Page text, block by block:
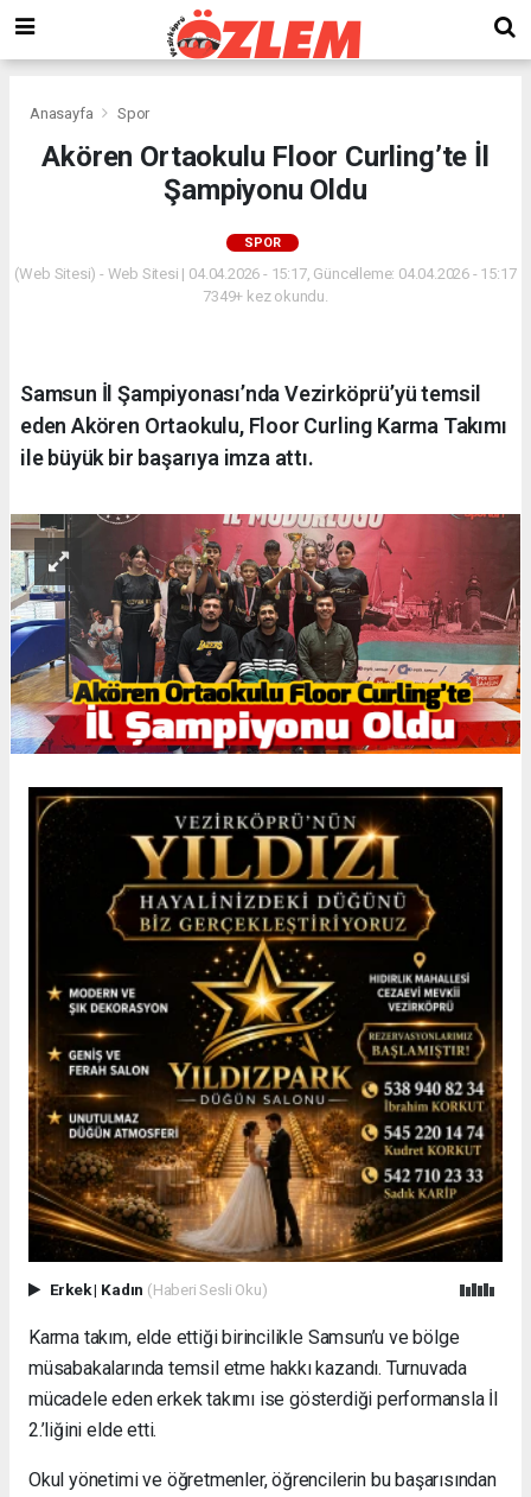
Anasayfa Spor
Akören Ortaokulu Floor Curling’te İl
Şampiyonu Oldu
SPOR
(Web Sitesi) - Web Sitesi | 04.04.2026 - 15:17, Güncelleme: 04.04.2026 - 15:17
7349+ kez okundu.
Samsun İl Şampiyonası’nda Vezirköprü’yü temsil
eden Akören Ortaokulu, Floor Curling Karma Takımı
ile büyük bir başarıya imza attı.
Erkek| Kadın (Haberi Sesli Oku)
Karma takım, elde ettiği birincilikle Samsun’u ve bölge
müsabakalarında temsil etme hakkı kazandı. Turnuvada
mücadele eden erkek takımı ise gösterdiği performansla İl
2.’liğini elde etti.
Okul yönetimi ve öğretmenler, öğrencilerin bu başarısından